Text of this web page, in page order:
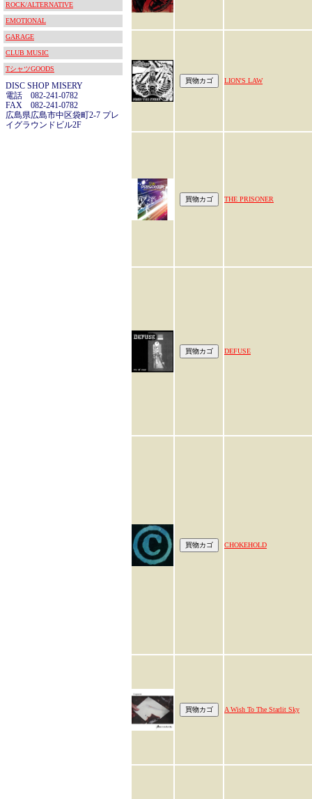
ROCK/ALTERNATIVE
EMOTIONAL
GARAGE
CLUB MUSIC
TシャツGOODS
DISC SHOP MISERY
電話 082-241-0782
FAX 082-241-0782
広島県広島市中区袋町2-7 プレ
イグラウンドビル2F
LION'S LAW
THE PRISONER
DEFUSE
CHOKEHOLD
A Wish To The Starlit Sky